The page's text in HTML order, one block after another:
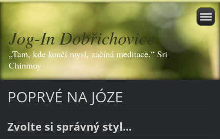
Jog-In Dobřichovice
„Tam, kde končí mysl, začíná meditace.“ Sri
Chinmoy
POPRVÉ NA JÓZE
Zvolte si správný styl...